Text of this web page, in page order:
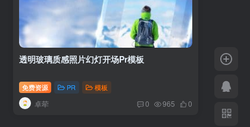
透明玻璃质感照片幻灯开场Pr模板
免费资源 PR 模板
卓荦 0 965 0